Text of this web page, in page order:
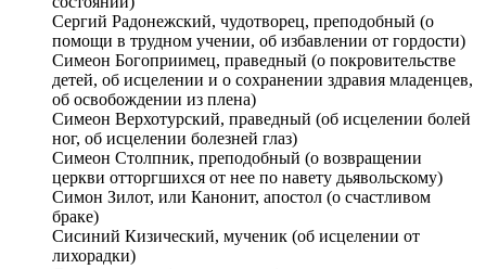
Сергий Радонежский, чудотворец, преподобный (о
помощи в трудном учении, об избавлении от гордости)
Симеон Богоприимец, праведный (о покровительстве
детей, об исцелении и о сохранении здравия младенцев,
об освобождении из плена)
Симеон Верхотурский, праведный (об исцелении болей
ног, об исцелении болезней глаз)
Симеон Столпник, преподобный (о возвращении
церкви отторгшихся от нее по навету дьявольскому)
Симон Зилот, или Канонит, апостол (о счастливом
браке)
Сисиний Кизический, мученик (об исцелении от
лихорадки)